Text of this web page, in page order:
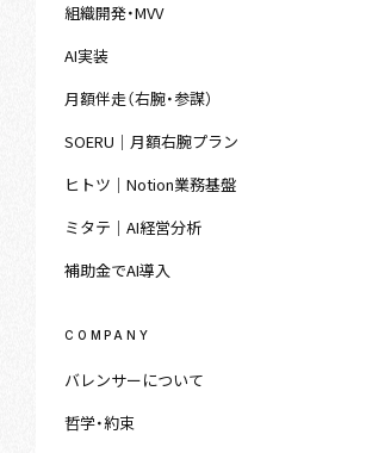
組織開発・MVV
AI実装
月額伴走（右腕・参謀）
SOERU｜月額右腕プラン
ヒトツ｜Notion業務基盤
ミタテ｜AI経営分析
補助金でAI導入
COMPANY
バレンサーについて
哲学・約束